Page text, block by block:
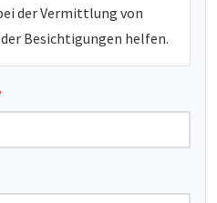
der Vermittlung von
Besichtigungen helfen.